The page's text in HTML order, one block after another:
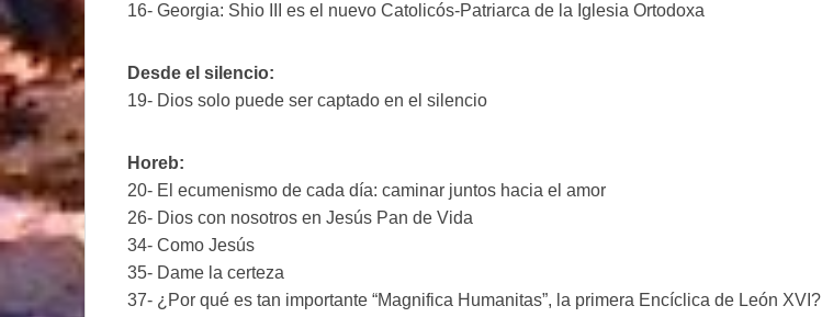
16- Georgia: Shio III es el nuevo Catolicós-Patriarca de la Iglesia Ortodoxa
Desde el silencio:
19- Dios solo puede ser captado en el silencio
Horeb:
20- El ecumenismo de cada día: caminar juntos hacia el amor
26- Dios con nosotros en Jesús Pan de Vida
34- Como Jesús
35- Dame la certeza
37- ¿Por qué es tan importante “Magnifica Humanitas”, la primera Encíclica de León XVI?